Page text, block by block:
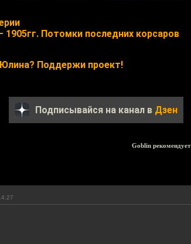
1905гг. Потомки последних корсаров
Поддержи проект!
Подписывайся на канал в Дзен
Goblin рекомендует